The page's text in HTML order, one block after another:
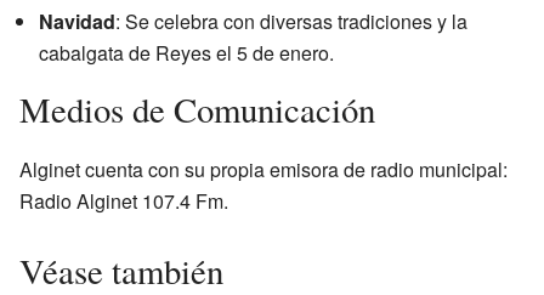
Navidad: Se celebra con diversas tradiciones y la
cabalgata de Reyes el 5 de enero.
Medios de Comunicación
Alginet cuenta con su propia emisora de radio municipal:
Radio Alginet 107.4 Fm.
Véase también